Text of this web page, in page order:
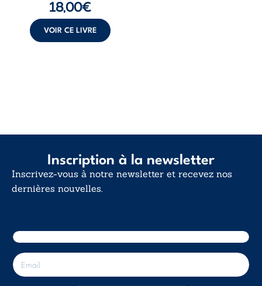
insurrection
calme. Une
déclaration
d’existence pour ...
18,00€
VOIR CE LIVRE
Inscription à la newsletter
Inscrivez-vous à notre newsletter et recevez nos
dernières nouvelles.
E
-
m